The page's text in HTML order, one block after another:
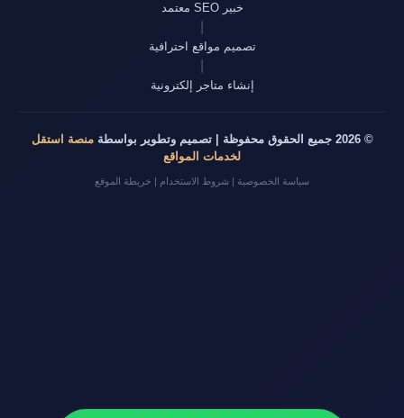
خبير SEO معتمد
تصميم مواقع احترافية
إنشاء متاجر إلكترونية
© 2026 جميع الحقوق محفوظة | تصميم وتطوير بواسطة
منصة استقل
لخدمات المواقع
سياسة الخصوصية | شروط الاستخدام | خريطة الموقع